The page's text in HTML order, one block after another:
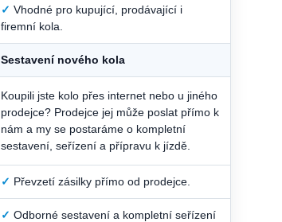
✓ Vhodné pro kupující, prodávající i
firemní kola.
Sestavení nového kola
Koupili jste kolo přes internet nebo u jiného
prodejce? Prodejce jej může poslat přímo k
nám a my se postaráme o kompletní
sestavení, seřízení a přípravu k jízdě.
✓ Převzetí zásilky přímo od prodejce.
✓ Odborné sestavení a kompletní seřízení